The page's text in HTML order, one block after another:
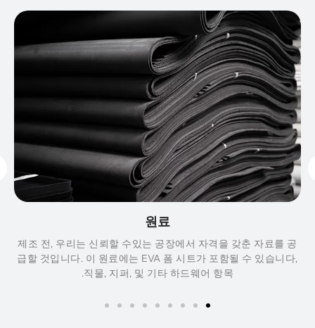
원료
제조 전, 우리는 신뢰할 수있는 공장에서 자격을 갖춘 자료를 공
급할 것입니다. 이 원료에는 EVA 폼 시트가 포함될 수 있습니다,
직물, 지퍼, 및 기타 하드웨어 항목.